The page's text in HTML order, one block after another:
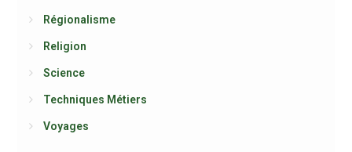
Régionalisme
Religion
Science
Techniques Métiers
Voyages